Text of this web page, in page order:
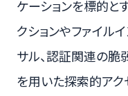
ケーションを標的と
クションやファイル
サル、認証関連の脆
を用いた探索的ア